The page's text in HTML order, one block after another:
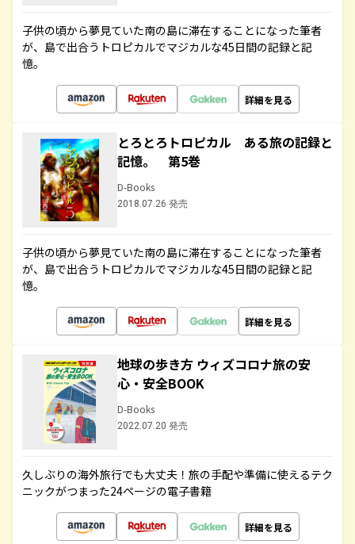
子供の頃から夢見ていた南の島に滞在することになった筆者
が、島で出合うトロピカルでマジカルな45日間の記録と記
憶。
詳細を見る
とろとろトロピカル ある旅の記録と
記憶。 第5巻
D-Books
2018.07.26 発売
子供の頃から夢見ていた南の島に滞在することになった筆者
が、島で出合うトロピカルでマジカルな45日間の記録と記
憶。
詳細を見る
地球の歩き方 ウィズコロナ旅の安
心・安全BOOK
D-Books
2022.07.20 発売
久しぶりの海外旅行でも大丈夫！旅の手配や準備に使えるテク
ニックがつまった24ページの電子書籍
詳細を見る